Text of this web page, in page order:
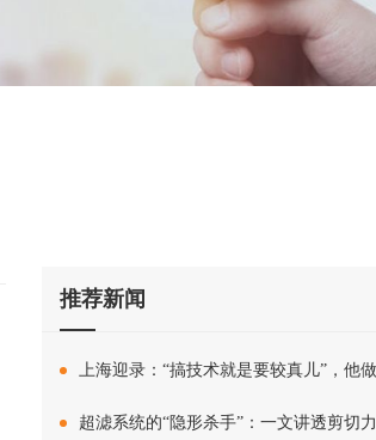
推荐新闻
超滤系统的“隐形杀手”：一文讲透剪切力